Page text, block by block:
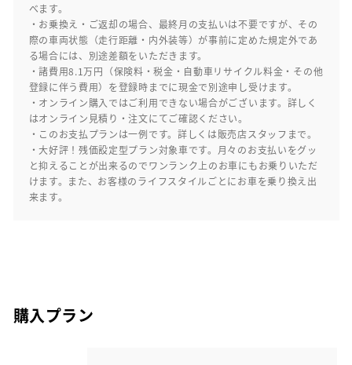
べます。
・お乗換え・ご返却の場合、最終月の支払いは不要ですが、その
際の車両状態（走行距離・内外装等）が事前に定めた規定外であ
る場合には、別途差額をいただきます。
・諸費用8.1万円（保険料・税金・自動車リサイクル料金・その他
登録に伴う費用）を登録時までに現金で別途申し受けます。
・オンライン購入ではご利用できない場合がございます。詳しく
はオンライン見積り・注文にてご確認ください。
・このお支払プランは一例です。詳しくは販売店スタッフまで。
・大好評！残価設定型プラン対象車です。月々のお支払いをグッ
と抑えることが出来るのでワンランク上のお車にもお乗りいただ
けます。また、お客様のライフスタイルごとにお車を乗り換え出
来ます。
購入プラン